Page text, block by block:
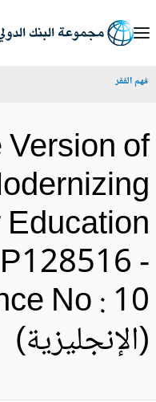
الفقر
Version
P128516
No :